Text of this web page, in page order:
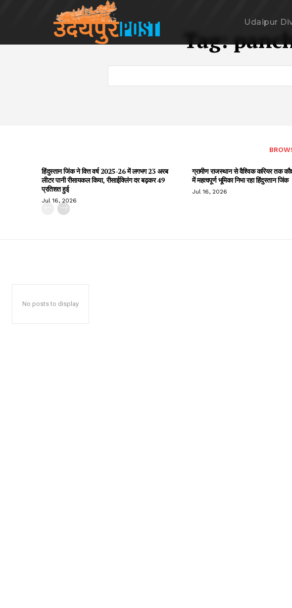
Udaipur
Tag:
हिंदुस्तान जिंक ने वित्त वर्ष 2025-26 में लगभग 23 अरब
लीटर पानी रीसायकल किया, रीसाईक्लिंग दर बढ़कर 49
प्रतिशत हुई
Jul 16, 2026
ग्रामीण राजस्थान से वैश्विक करियर तक
में महत्वपूर्ण भूमिका निभा रहा हिंदुस्तान जिंक
Jul 16, 2026
No posts to display